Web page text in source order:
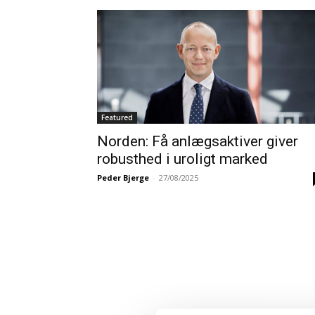
Featured
Norden: Få anlægsaktiver giver
robusthed i uroligt marked
Peder Bjerge - 27/08/2025